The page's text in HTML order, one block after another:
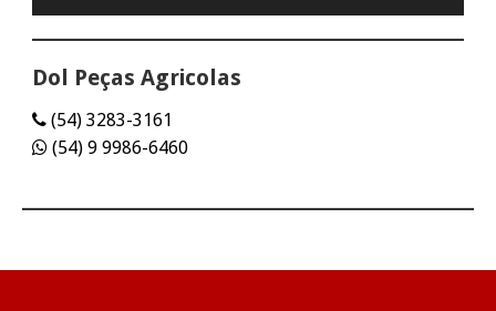
Dol Peças Agricolas
(54) 3283-3161
(54) 9 9986-6460